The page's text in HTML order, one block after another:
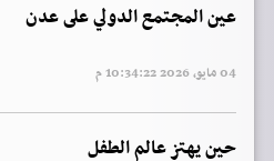
عين المجتمع الدولي على عدن
04 مايو, 2026 10:34:22 م
حين يهتز عالم الطفل